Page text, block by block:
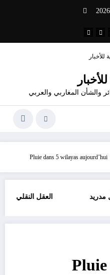
والشأن المغاربي والعربي
Pluie dans 5 wilayas aujourd’hui
العقل النقلي لا
Pluie